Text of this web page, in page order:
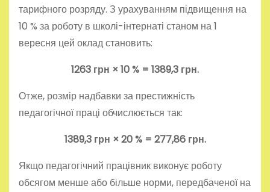
тарифного розряду. З урахуванням підвищення на
10 % за роботу в школі-інтернаті станом на 1
вересня цей оклад становить:
1263 грн × 10 % = 1389,3 грн.
Отже, розмір надбавки за престижність
педагогічної праці обчислюється так:
1389,3 грн × 20 % = 277,86 грн.
Якщо педагогічний працівник виконує роботу
обсягом менше або більше норми, передбаченої на